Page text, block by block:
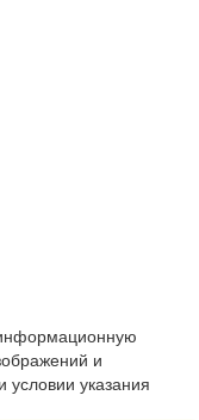
и
условии указания